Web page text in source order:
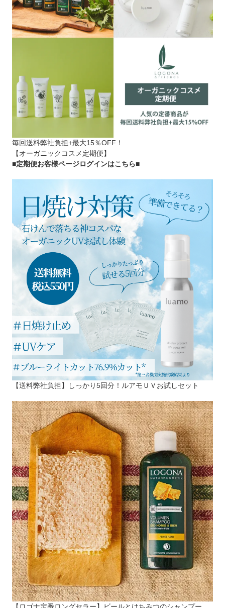
毎回送料弊社負担+最大15％OFF！
【オーガニックコスメ定期便】
■定期便お客様ページログインはこちら■
【送料弊社負担】しっかり5回分！ルアモＵＶお試しセット